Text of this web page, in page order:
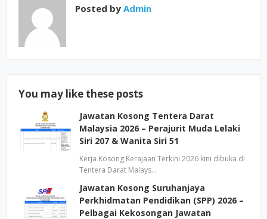
Posted by Admin
You may like these posts
Jawatan Kosong Tentera Darat
Malaysia 2026 – Perajurit Muda Lelaki
Siri 207 & Wanita Siri 51
Kerja Kosong Kerajaan Terkini 2026 kini dibuka di
Tentera Darat Malays…
Jawatan Kosong Suruhanjaya
Perkhidmatan Pendidikan (SPP) 2026 –
Pelbagai Kekosongan Jawatan